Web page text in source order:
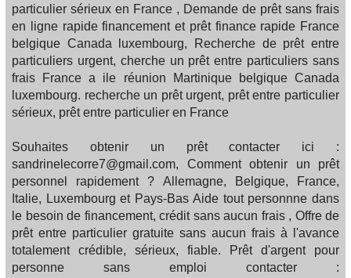
particulier sérieux en France , Demande de prêt sans frais
en ligne rapide financement et prêt finance rapide France
belgique Canada luxembourg, Recherche de prêt entre
particuliers urgent, cherche un prêt entre particuliers sans
frais France a ile réunion Martinique belgique Canada
luxembourg. recherche un prêt urgent, prêt entre particulier
sérieux, prêt entre particulier en France
Souhaites obtenir un prêt contacter ici :
sandrinelecorre7@gmail.com, Comment obtenir un prêt
personnel rapidement ? Allemagne, Belgique, France,
Italie, Luxembourg et Pays-Bas Aide tout personnne dans
le besoin de financement, crédit sans aucun frais , Offre de
prêt entre particulier gratuite sans aucun frais à l'avance
totalement crédible, sérieux, fiable. Prêt d'argent pour
personne sans emploi contacter :